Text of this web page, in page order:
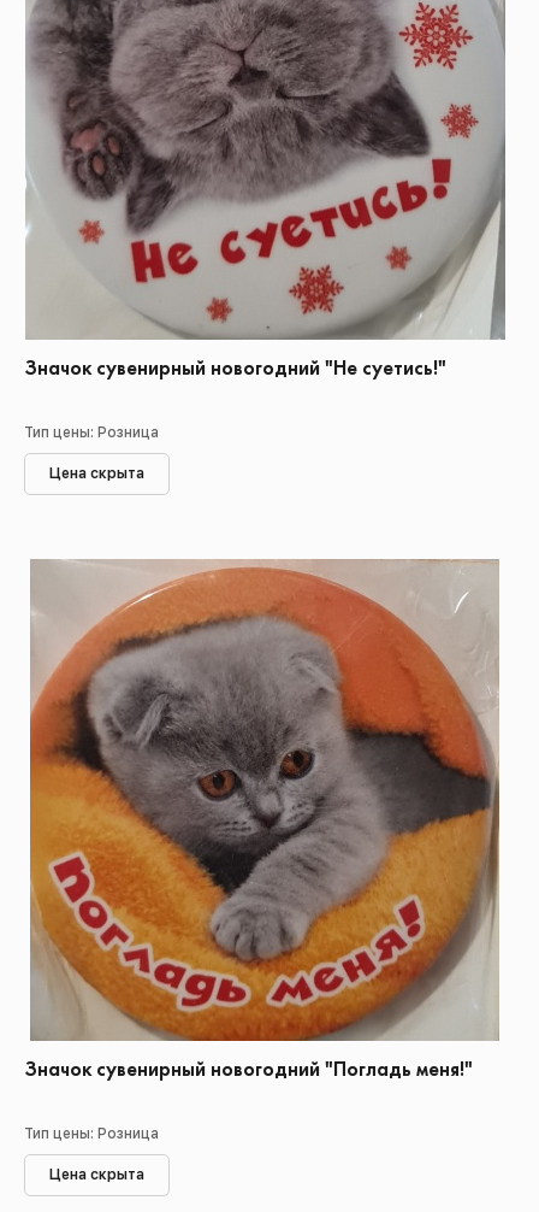
Значок сувенирный новогодний "Не суетись!"
Тип цены: Розница
Цена скрыта
Значок сувенирный новогодний "Погладь меня!"
Тип цены: Розница
Цена скрыта